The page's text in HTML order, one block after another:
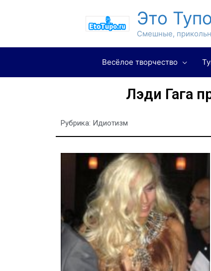
Это Тупо
Смешные,
Весёлое творчество
Лэди Гага
Рубрика: Идиотизм